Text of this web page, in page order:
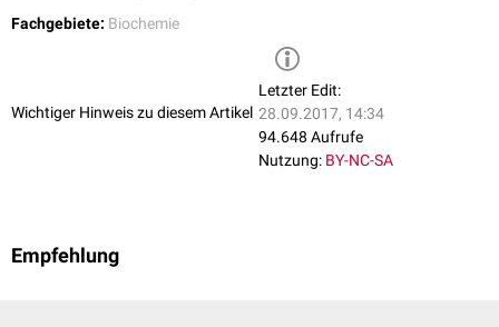
Fachgebiete: Biochemie
Wichtiger Hinweis zu diesem Artikel
Letzter Edit:
28.09.2017, 14:34
94.648 Aufrufe
Nutzung: BY-NC-SA
Empfehlung